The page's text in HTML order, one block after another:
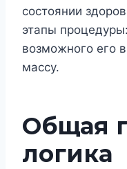
состоянии
этапы
возможного его
массу.
Общая
логика